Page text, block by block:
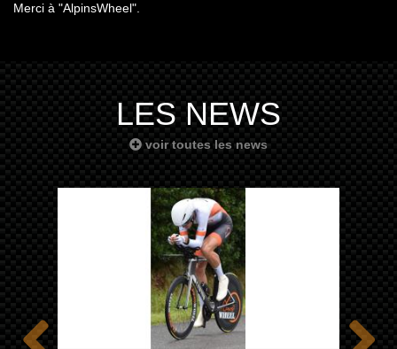
Merci à "AlpinsWheel".
LES NEWS
voir toutes les news